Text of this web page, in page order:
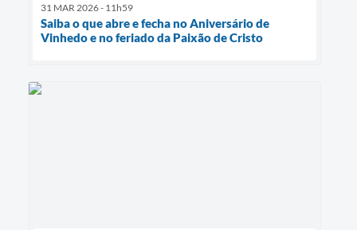
31 MAR 2026 - 11h59
Saiba o que abre e fecha no Aniversário de
Vinhedo e no feriado da Paixão de Cristo